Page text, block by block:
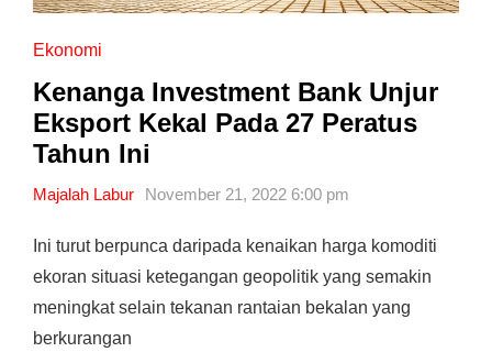
Ekonomi
Kenanga Investment Bank Unjur
Eksport Kekal Pada 27 Peratus
Tahun Ini
Majalah Labur November 21, 2022 6:00 pm
Ini turut berpunca daripada kenaikan harga komoditi
ekoran situasi ketegangan geopolitik yang semakin
meningkat selain tekanan rantaian bekalan yang
berkurangan